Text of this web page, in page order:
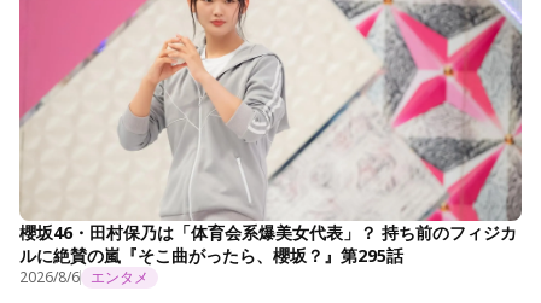
櫻坂46・田村保乃は「体育会系爆美女代表」？ 持ち前のフィジカ
ルに絶賛の嵐『そこ曲がったら、櫻坂？』第295話
2026/8/6 エンタメ